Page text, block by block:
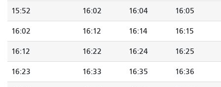
15:52 16:02 16:04 16:05
16:02 16:12 16:14 16:15
16:12 16:22 16:24 16:25
16:23 16:33 16:35 16:36